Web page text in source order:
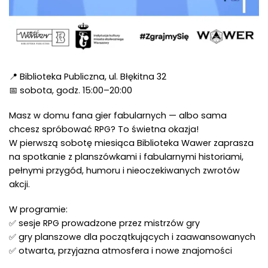
📍 Biblioteka Publiczna, ul. Błękitna 32
📅 sobota, godz. 15:00–20:00
Masz w domu fana gier fabularnych — albo sama
chcesz spróbować RPG? To świetna okazja!
W pierwszą sobotę miesiąca Biblioteka Wawer zaprasza
na spotkanie z planszówkami i fabularnymi historiami,
pełnymi przygód, humoru i nieoczekiwanych zwrotów
akcji.
W programie:
✅ sesje RPG prowadzone przez mistrzów gry
✅ gry planszowe dla początkujących i zaawansowanych
✅ otwarta, przyjazna atmosfera i nowe znajomości